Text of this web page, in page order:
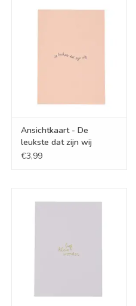
Ansichtkaart - De
leukste dat zijn wij
€3,99